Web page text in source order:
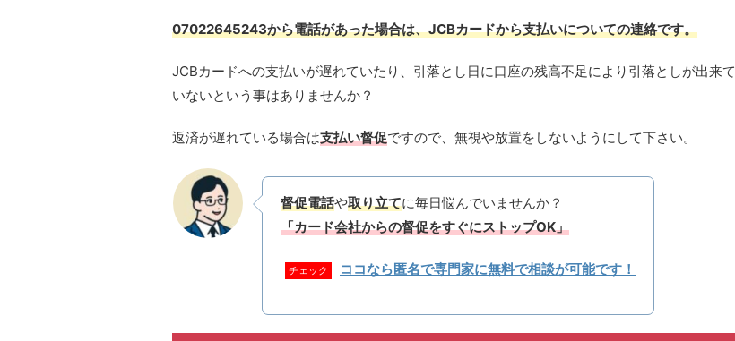
07022645243から電話があった場合は、JCBカードから支払いについての連絡です。
JCBカードへの支払いが遅れていたり、引落とし日に口座の残高不足により引落としが出来て
いないという事はありませんか？
返済が遅れている場合は支払い督促ですので、無視や放置をしないようにして下さい。
督促電話や取り立てに毎日悩んでいませんか？
「カード会社からの督促をすぐにストップOK」
チェック ココなら匿名で専門家に無料で相談が可能です！